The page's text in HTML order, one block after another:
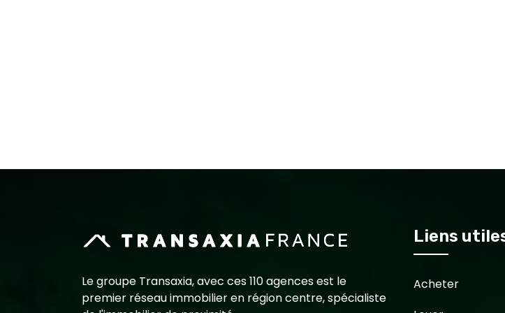
Le groupe Transaxia, avec ces 110 agences est le
premier réseau immobilier en région centre, spécialiste
Liens
Acheter